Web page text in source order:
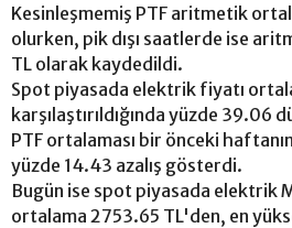
Kesinleşmemiş PTF aritmetik
olurken, pik dışı saatlerde ise
TL olarak kaydedildi.
Spot piyasada elektrik fiyatı
karşılaştırıldığında yüzde 39.06
PTF ortalaması bir önceki
yüzde 14.43 azalış gösterdi.
Bugün ise spot piyasada elektrik
ortalama 2753.65 TL'den, en